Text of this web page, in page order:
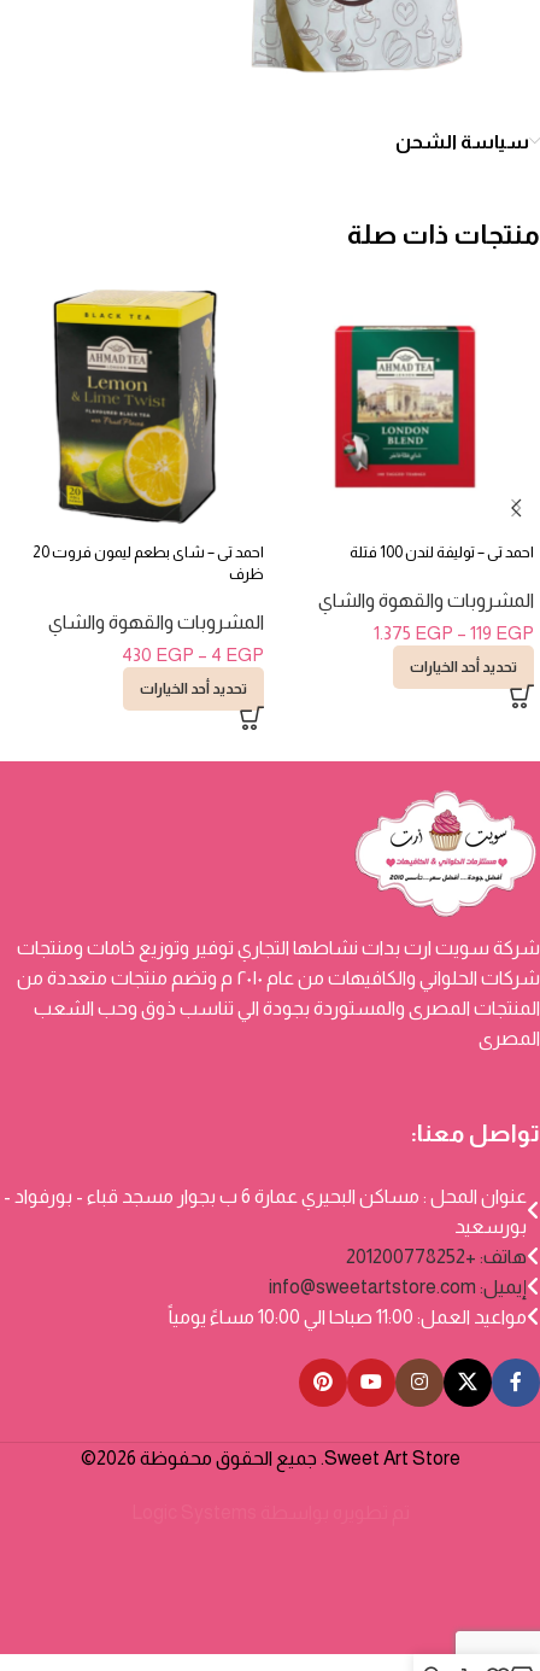
سياسة الشحن
منتجات ذات صلة
احمد تى – توليفة لندن 100 فتلة
المشروبات والقهوة والشاي
119 EGP
–
1.375 EGP
تحديد أحد الخيارات
احمد تى – شاى بطعم ليمون فروت 20
ظرف
المشروبات والقهوة والشاي
4 EGP
–
430 EGP
تحديد أحد الخيارات
شركة سويت ارت بدات نشاطها التجاري توفير وتوزيع خامات ومنتجات
شركات الحلواني والكافيهات من عام ٢٠١٠ م وتضم منتجات متعددة من
المنتجات المصرى والمستوردة بجودة الي تناسب ذوق وحب الشعب
المصرى
تواصل معنا:
عنوان المحل : مساكن البحيري عمارة 6 ب بجوار مسجد قباء - بورفواد -
بورسعيد
هاتف: +201200778252
إيميل: info@sweetartstore.com
مواعيد العمل: 11:00 صباحا الي 10:00 مساءً يومياً
Sweet Art Store. جميع الحقوق محفوظة 2026©